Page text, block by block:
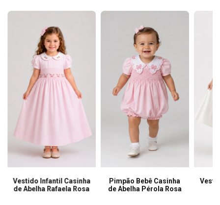
Vestido Infantil Casinha
de Abelha Rafaela Rosa
Pimpão Bebê Casinha
de Abelha Pérola Rosa